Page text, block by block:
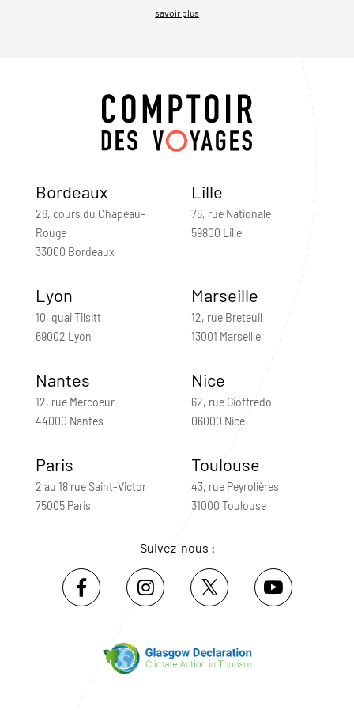
savoir plus
Bordeaux
26, cours du Chapeau-
Rouge
33000 Bordeaux
Lille
76, rue Nationale
59800 Lille
Lyon
10, quai Tilsitt
69002 Lyon
Marseille
12, rue Breteuil
13001 Marseille
Nantes
12, rue Mercoeur
44000 Nantes
Nice
62, rue Gioffredo
06000 Nice
Paris
2 au 18 rue Saint-Victor
75005 Paris
Toulouse
43, rue Peyrolières
31000 Toulouse
Suivez-nous :